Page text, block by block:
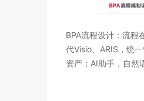
3）发展没有天花板
被看见、被放大。
BPA流程设计：流程
代Visio、ARIS，统
资产；AI助手，自然